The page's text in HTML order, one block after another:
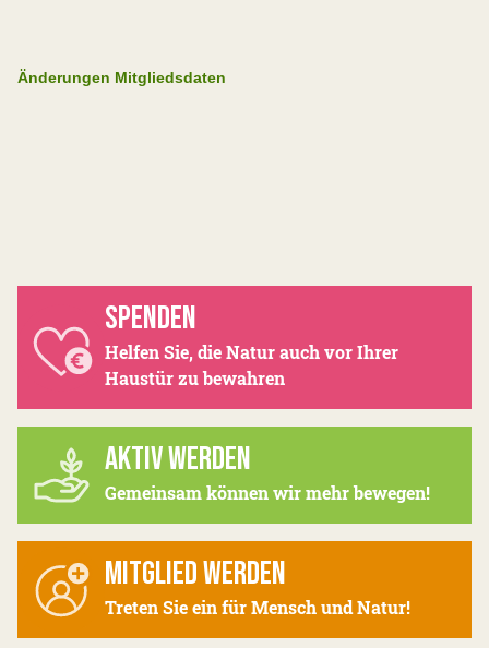
Änderungen Mitgliedsdaten
SPENDEN
Helfen Sie, die Natur auch vor Ihrer
Haustür zu bewahren
AKTIV WERDEN
Gemeinsam können wir mehr bewegen!
MITGLIED WERDEN
Treten Sie ein für Mensch und Natur!